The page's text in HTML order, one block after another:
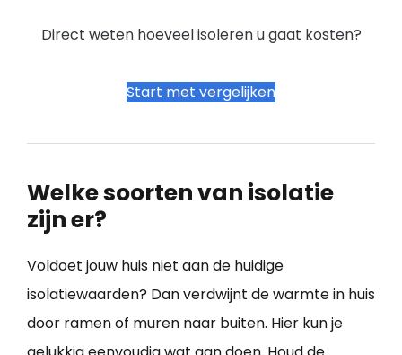
Direct weten hoeveel isoleren u gaat kosten?
Start met vergelijken
Welke soorten van isolatie
zijn er?
Voldoet jouw huis niet aan de huidige
isolatiewaarden? Dan verdwijnt de warmte in huis
door ramen of muren naar buiten. Hier kun je